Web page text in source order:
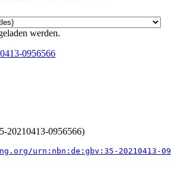
werden.
0956566
20210413-0956566)
urn:nbn:de:gbv:35-20210413-